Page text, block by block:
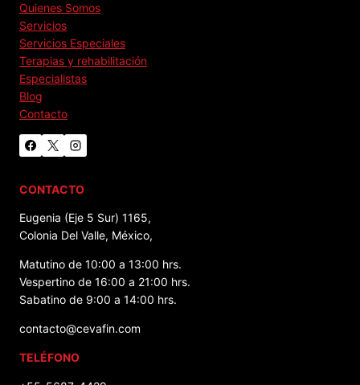
Quienes Somos
Servicios
Servicios Especiales
Terapias y rehabilitación
Especialistas
Blog
Contacto
CONTACTO
Eugenia (Eje 5 Sur) 1165,
Colonia Del Valle, México,
Matutino de 10:00 a 13:00 hrs.
Vespertino de 16:00 a 21:00 hrs.
Sabatino de 9:00 a 14:00 hrs.
contacto@cevafin.com
TELÉFONO